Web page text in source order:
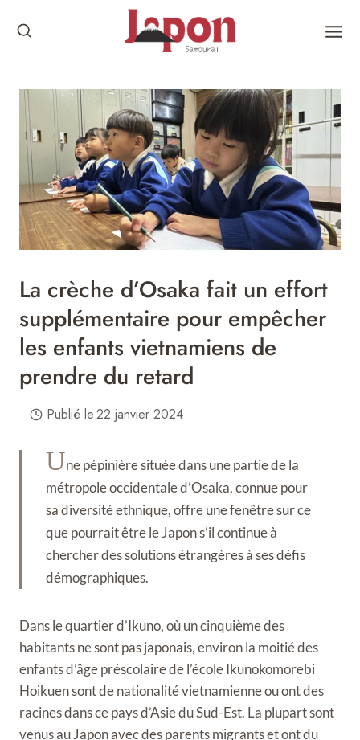
La crèche d’Osaka fait un effort
supplémentaire pour empêcher
les enfants vietnamiens de
prendre du retard
Publié le22 janvier 2024
Une pépinière située dans une partie de la
métropole occidentale d’Osaka, connue pour
sa diversité ethnique, offre une fenêtre sur ce
que pourrait être le Japon s’il continue à
chercher des solutions étrangères à ses défis
démographiques.
Dans le quartier d’Ikuno, où un cinquième des
habitants ne sont pas japonais, environ la moitié des
enfants d’âge préscolaire de l’école Ikunokomorebi
Hoikuen sont de nationalité vietnamienne ou ont des
racines dans ce pays d’Asie du Sud-Est. La plupart sont
venus au Japon avec des parents migrants et ont du